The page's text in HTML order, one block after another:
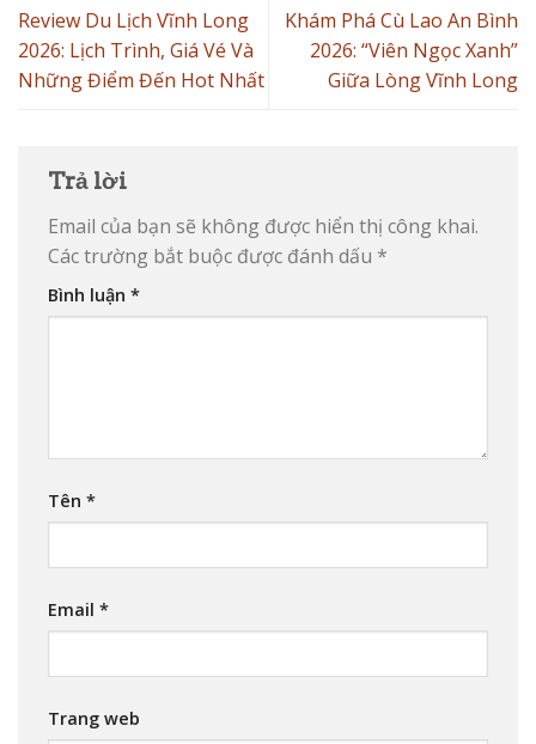
Review Du Lịch Vĩnh Long
2026: Lịch Trình, Giá Vé Và
Những Điểm Đến Hot Nhất
Khám Phá Cù Lao An Bình
2026: “Viên Ngọc Xanh”
Giữa Lòng Vĩnh Long
Trả lời
Email của bạn sẽ không được hiển thị công khai.
Các trường bắt buộc được đánh dấu *
Bình luận *
Tên *
Email *
Trang web